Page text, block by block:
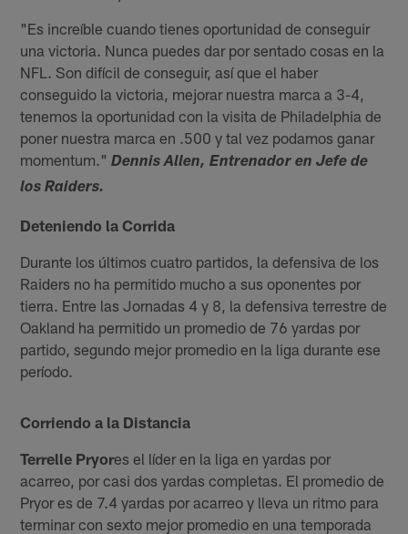
"Es increíble cuando tienes oportunidad de conseguir
una victoria. Nunca puedes dar por sentado cosas en la
NFL. Son difícil de conseguir, así que el haber
conseguido la victoria, mejorar nuestra marca a 3-4,
tenemos la oportunidad con la visita de Philadelphia de
poner nuestra marca en .500 y tal vez podamos ganar
momentum."Dennis Allen, Entrenador en Jefe de
los Raiders.
Deteniendo la Corrida
Durante los últimos cuatro partidos, la defensiva de los
Raiders no ha permitido mucho a sus oponentes por
tierra. Entre las Jornadas 4 y 8, la defensiva terrestre de
Oakland ha permitido un promedio de 76 yardas por
partido, segundo mejor promedio en la liga durante ese
período.
Corriendo a la Distancia
Terrelle Pryores el líder en la liga en yardas por
acarreo, por casi dos yardas completas. El promedio de
Pryor es de 7.4 yardas por acarreo y lleva un ritmo para
terminar con sexto mejor promedio en una temporada